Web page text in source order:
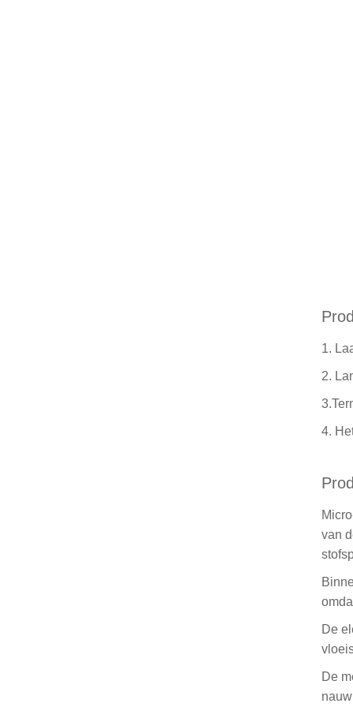
1.
2.
4.
van
De
De